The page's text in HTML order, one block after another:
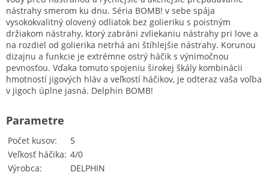
nástrahy smerom ku dnu. Séria BOMB! v sebe spája
vysokokvalitný olovený odliatok bez golieriku s poistným
držiakom nástrahy, ktorý zabráni zvliekaniu nástrahy pri love a
na rozdiel od golierika netrhá ani štíhlejšie nástrahy. Korunou
dizajnu a funkcie je extrémne ostrý háčik s výnimočnou
pevnosťou. Vďaka tomuto spojeniu širokej škály kombinácii
hmotností jigových hláv a veľkostí háčikov, je odteraz vaša voľba
v jigoch úplne jasná. Delphin BOMB!
Počet kusov
5
Veľkosť háčika 4/0
Výrobca
DELPHIN
Parametre